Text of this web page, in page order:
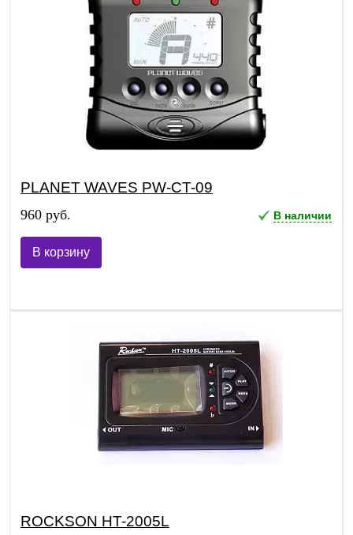
PLANET WAVES PW-CT-09
960 руб. В наличии
В корзину
ROCKSON HT-2005L